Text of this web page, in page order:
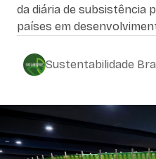
da diária de subsistência
países em
Sustentabilidade